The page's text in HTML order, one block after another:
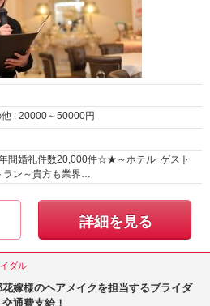
: 20000～50000円
間婚礼件数20,000件☆★～ホテル･ゲスト
ラン～貴方も業界…
詳細を見る
ダル
嫁様のヘアメイクを担当するブライダ
通費支給！